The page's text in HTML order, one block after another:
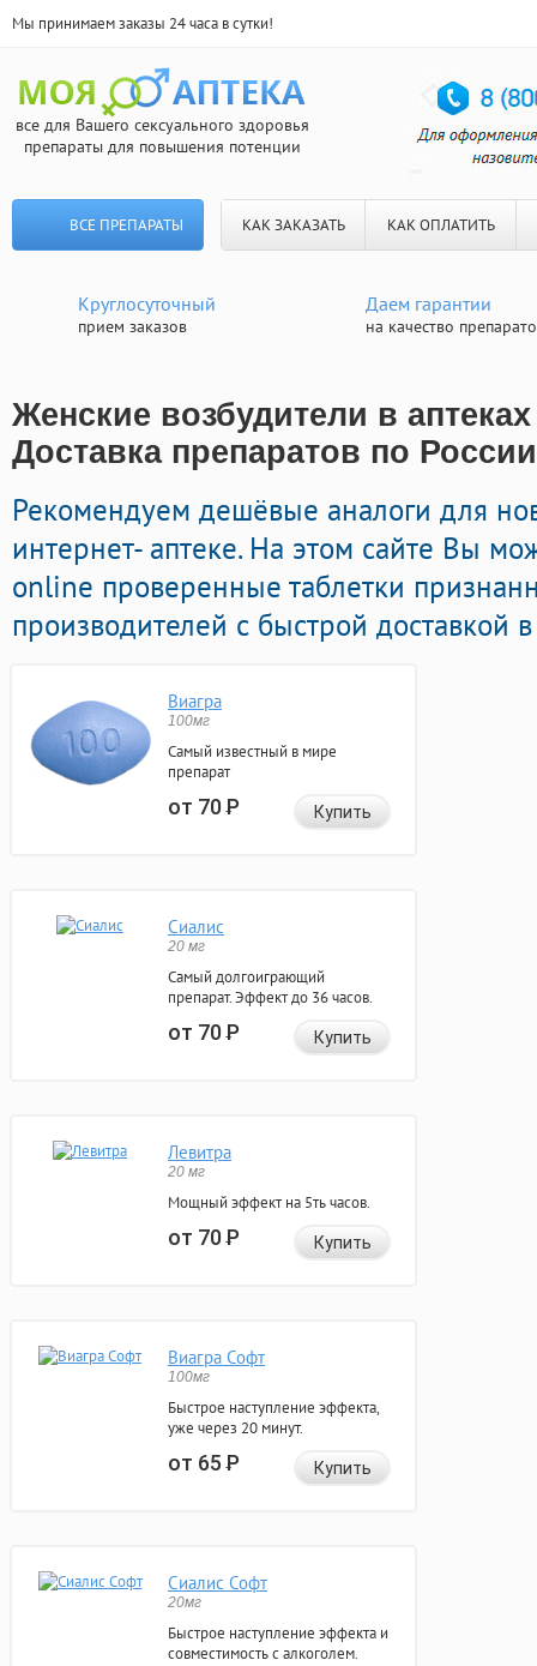
Мы принимаем заказы 24 часа в сутки!
все для Вашего сексуального здоровья
препараты для повышения потенции
ВСЕ ПРЕПАРАТЫ КАК ЗАКАЗАТЬ КАК ОПЛАТИТЬ
Круглосуточный
прием заказов
Даем гарантии
на качество
Женские возбудители в
Доставка препаратов по России
Рекомендуем дешёвые аналоги для
интернет- аптеке. На этом сайте Вы
online проверенные таблетки
производителей с быстрой доставкой
Виагра
100мг
Самый известный в мире
препарат
от 70Р Купить
Сиалис
20 мг
Самый долгоиграющий
препарат. Эффект до 36 часов.
от 70Р Купить
Левитра
20 мг
Мощный эффект на 5ть часов.
от 70Р Купить
Виагра Софт
100мг
Быстрое наступление эффекта,
уже через 20 минут.
от 65Р Купить
Сиалис Софт
20мг
Быстрое наступление эффекта и
совместимость с алкоголем.